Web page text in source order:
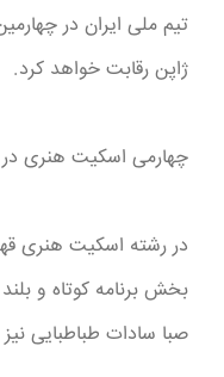
ژاپن رقابت خواهد کرد.
چهارمی اسکیت هنری در
در رشته اسکیت هنری
بخش برنامه کوتاه و
صبا سادات طباطبایی